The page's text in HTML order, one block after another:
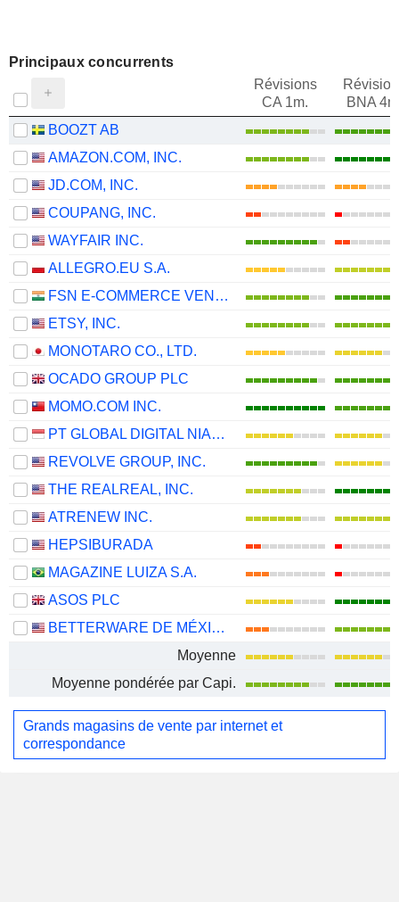
Principaux concurrents
Révisions
CA 1m.
BNA
BOOZT AB
AMAZON.COM, INC.
JD.COM, INC.
COUPANG, INC.
WAYFAIR INC.
ALLEGRO.EU S.A.
FSN E-COMMERCE VENTURES LIMITED
ETSY, INC.
MONOTARO CO., LTD.
OCADO GROUP PLC
MOMO.COM INC.
PT GLOBAL DIGITAL NIAGA TBK
REVOLVE GROUP, INC.
THE REALREAL, INC.
ATRENEW INC.
HEPSIBURADA
MAGAZINE LUIZA S.A.
ASOS PLC
BETTERWARE DE MÉXICO, S.A.P.I. DE C.V.
Moyenne
Moyenne pondérée par Capi.
Grands magasins de vente par internet et
correspondance